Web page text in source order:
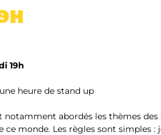
19h
heure de stand up
notamment abordés les thèmes
ce monde. Les règles sont simples